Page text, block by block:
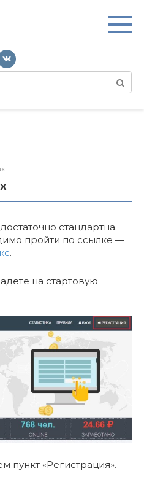
стандартна.
пройти по ссылке —
.
на стартовую
пункт «Регистрация».